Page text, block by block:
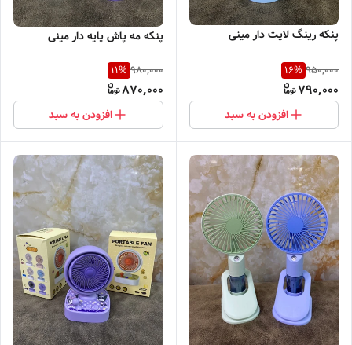
پنکه رینگ لایت دار مینی
950,000
16%
790,000
افزودن به سبد
پنکه مه پاش پایه دار مینی
980,000
11%
870,000
افزودن به سبد